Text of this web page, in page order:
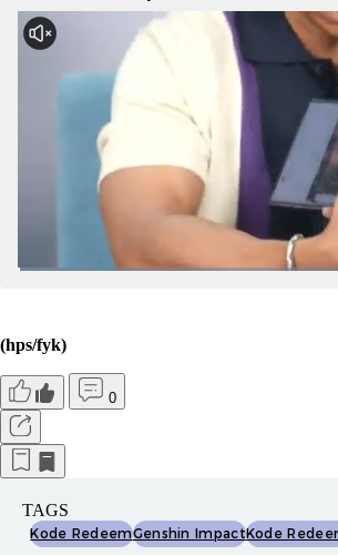
Galaxy Watch Series
(hps/fyk)
0
TAGS
Kode RedeemGenshin ImpactKode